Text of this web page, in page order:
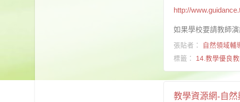
http://
如果學校要請教師
張貼者： 自然領域輔
標籤： 14.教學優良
教學資源網-自